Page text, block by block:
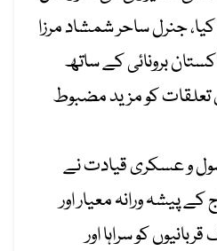
جنرل ساحر شمشاد مرزا
برونائی کے ساتھ
تعلقات کو مزید مضبوط
سول و عسکری قیادت نے
پیشہ ورانہ معیار اور
کو سراہا اور